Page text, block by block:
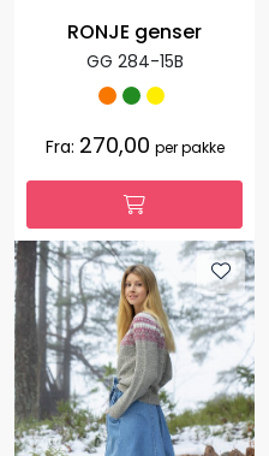
RONJE genser
GG 284-15B
Fra: 270,00 per pakke